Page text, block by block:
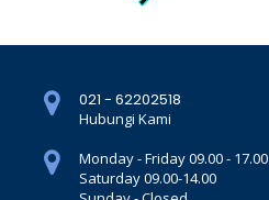
021 - 62202518
Hubungi Kami
Monday - Friday 09.00 - 17.00
Saturday 09.00-14.00